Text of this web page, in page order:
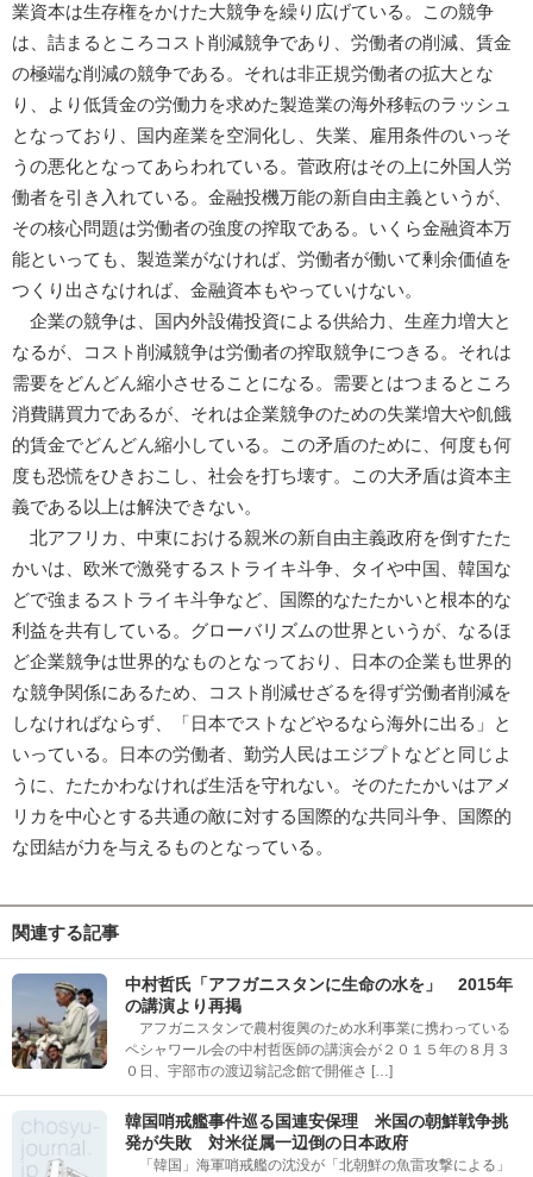
業資本は生存権をかけた大競争を繰り広げている。この競争
は、詰まるところコスト削減競争であり、労働者の削減、賃金
の極端な削減の競争である。それは非正規労働者の拡大とな
り、より低賃金の労働力を求めた製造業の海外移転のラッシュ
となっており、国内産業を空洞化し、失業、雇用条件のいっそ
うの悪化となってあらわれている。菅政府はその上に外国人労
働者を引き入れている。金融投機万能の新自由主義というが、
その核心問題は労働者の強度の搾取である。いくら金融資本万
能といっても、製造業がなければ、労働者が働いて剰余価値を
つくり出さなければ、金融資本もやっていけない。
企業の競争は、国内外設備投資による供給力、生産力増大と
なるが、コスト削減競争は労働者の搾取競争につきる。それは
需要をどんどん縮小させることになる。需要とはつまるところ
消費購買力であるが、それは企業競争のための失業増大や飢餓
的賃金でどんどん縮小している。この矛盾のために、何度も何
度も恐慌をひきおこし、社会を打ち壊す。この大矛盾は資本主
義である以上は解決できない。
北アフリカ、中東における親米の新自由主義政府を倒すたた
かいは、欧米で激発するストライキ斗争、タイや中国、韓国な
どで強まるストライキ斗争など、国際的なたたかいと根本的な
利益を共有している。グローバリズムの世界というが、なるほ
ど企業競争は世界的なものとなっており、日本の企業も世界的
な競争関係にあるため、コスト削減せざるを得ず労働者削減を
しなければならず、「日本でストなどやるなら海外に出る」と
いっている。日本の労働者、勤労人民はエジプトなどと同じよ
うに、たたかわなければ生活を守れない。そのたたかいはアメ
リカを中心とする共通の敵に対する国際的な共同斗争、国際的
な団結が力を与えるものとなっている。
関連する記事
中村哲氏「アフガニスタンに生命の水を」 2015年
の講演より再掲
アフガニスタンで農村復興のため水利事業に携わっている
ペシャワール会の中村哲医師の講演会が２０１５年の８月３
０日、宇部市の渡辺翁記念館で開催さ […]
韓国哨戒艦事件巡る国連安保理 米国の朝鮮戦争挑
発が失敗 対米従属一辺倒の日本政府
「韓国」海軍哨戒艦の沈没が「北朝鮮の魚雷攻撃による」